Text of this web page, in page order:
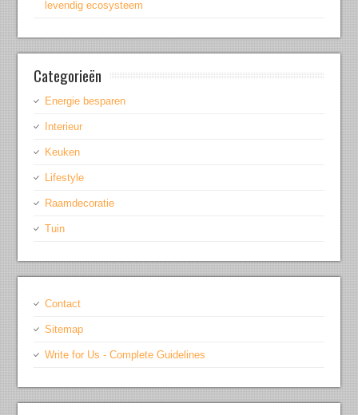
levendig ecosysteem
Categorieën
Energie besparen
Interieur
Keuken
Lifestyle
Raamdecoratie
Tuin
Contact
Sitemap
Write for Us - Complete Guidelines